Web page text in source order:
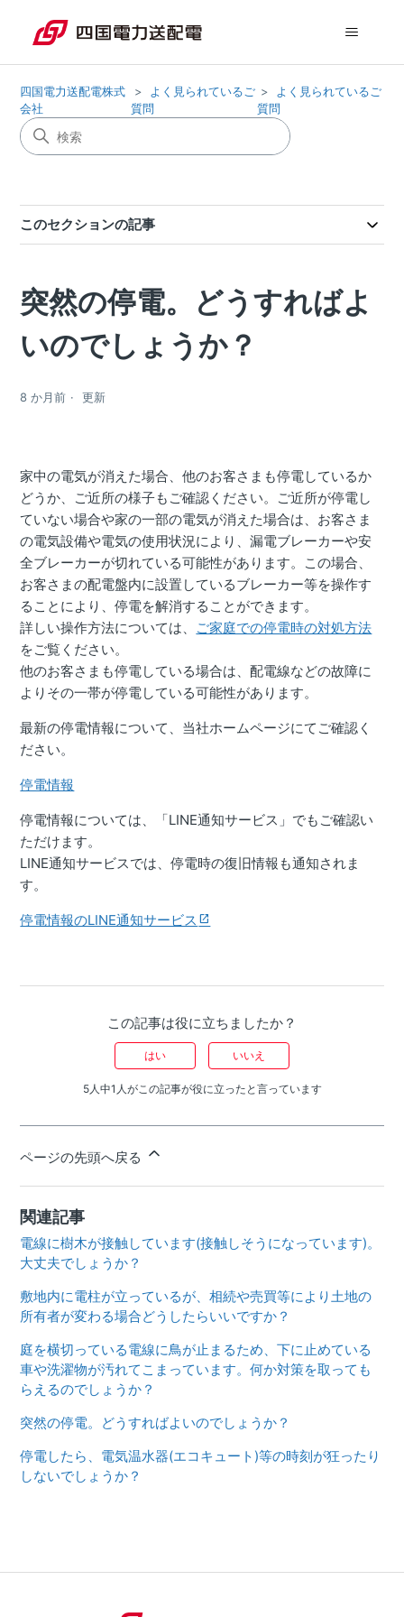
四国電力送配電株式
会社
よく見られているご
質問
よく見られているご
質問
このセクションの記事
突然の停電。どうすればよ
いのでしょうか？
8 か月前 更新
家中の電気が消えた場合、他のお客さまも停電しているか
どうか、ご近所の様子もご確認ください。ご近所が停電し
ていない場合や家の一部の電気が消えた場合は、お客さま
の電気設備や電気の使用状況により、漏電ブレーカーや安
全ブレーカーが切れている可能性があります。この場合、
お客さまの配電盤内に設置しているブレーカー等を操作す
ることにより、停電を解消することができます。
詳しい操作方法については、 ご家庭での停電時の対処方法
をご覧ください。
他のお客さまも停電している場合は、配電線などの故障に
よりその一帯が停電している可能性があります。
最新の停電情報について、当社ホームページにてご確認く
ださい。
停電情報
停電情報については、「LINE通知サービス」でもご確認い
ただけます。
LINE通知サービスでは、停電時の復旧情報も通知されま
す。
停電情報のLINE通知サービス
この記事は役に立ちましたか？
はい いいえ
5人中1人がこの記事が役に立ったと言っています
ページの先頭へ戻る
関連記事
電線に樹木が接触しています(接触しそうになっています)。
大丈夫でしょうか？
敷地内に電柱が立っているが、相続や売買等により土地の
所有者が変わる場合どうしたらいいですか？
庭を横切っている電線に鳥が止まるため、下に止めている
車や洗濯物が汚れてこまっています。何か対策を取っても
らえるのでしょうか？
突然の停電。どうすればよいのでしょうか？
停電したら、電気温水器(エコキュート)等の時刻が狂ったり
しないでしょうか？